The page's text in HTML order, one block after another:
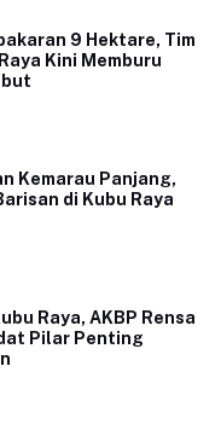
9 Hektare, Tim
Kini Memburu
Kemarau Panjang,
di Kubu Raya
Raya, AKBP Rensa
Pilar Penting